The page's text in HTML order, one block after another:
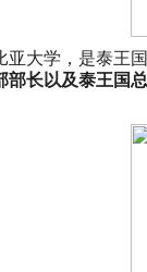
亚大学，是泰王
部长以及泰王国